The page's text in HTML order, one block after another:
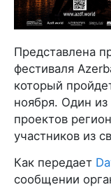
Представлена
фестиваля
который
ноября. Один
проектов
участников из
Как передает
сообщении